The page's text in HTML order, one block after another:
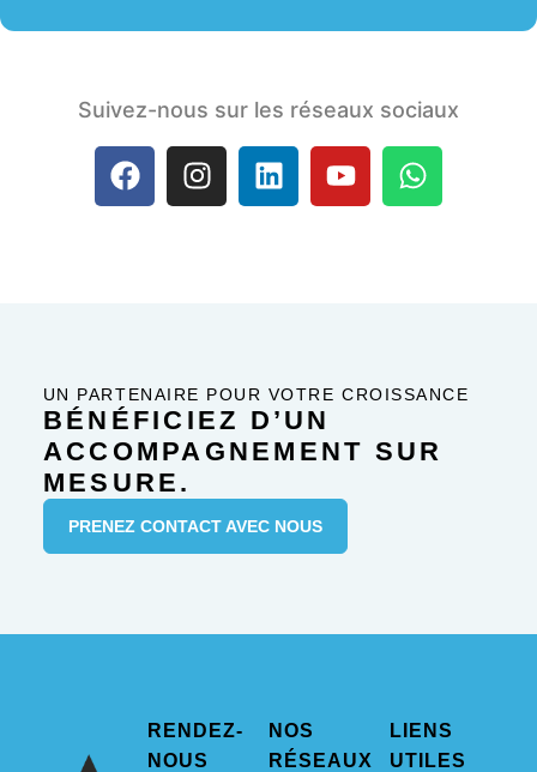
Suivez-nous sur les réseaux sociaux
UN PARTENAIRE POUR VOTRE CROISSANCE
BÉNÉFICIEZ D’UN
ACCOMPAGNEMENT SUR
MESURE.
PRENEZ CONTACT AVEC NOUS
RENDEZ-
NOUS
NOS
RÉSEAUX
LIENS
UTILES